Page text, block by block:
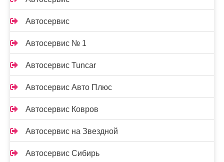
Автосервис
Автосервис № 1
Автосервис Tuncar
Автосервис Авто Плюс
Автосервис Ковров
Автосервис на Звездной
Автосервис Сибирь